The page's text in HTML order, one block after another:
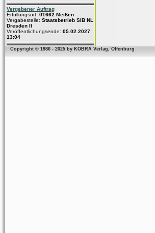
Vergebener Auftrag
Erfüllungsort: 01662 Meißen
Vergabestelle: Staatsbetrieb SIB NL
Dresden II
Veröffentlichungsende: 05.02.2027
13:04
Copyright © 1986 - 2025 by KOBRA Verlag, Offenburg